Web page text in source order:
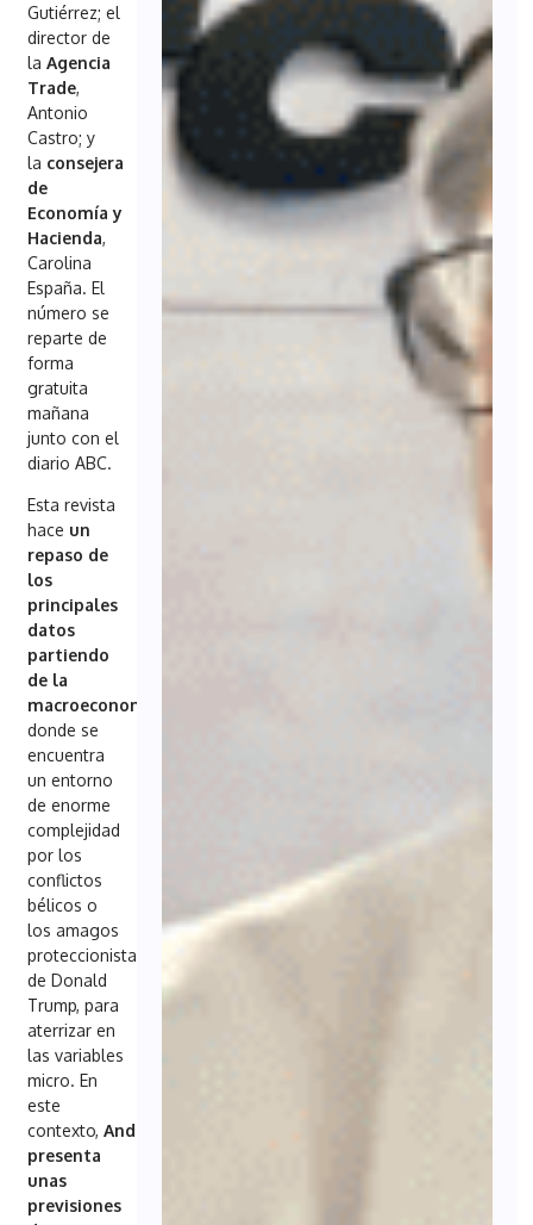
Gutiérrez; el
director de
laAgencia
Trade,
Antonio
Castro; y
la consejera
de
Economía y
Hacienda,
Carolina
España. El
número se
reparte de
forma
gratuita
mañana
junto con el
diario ABC.
Esta revista
hace un
repaso de
los
principales
datos
partiendo
de la
macroeconomía
donde se
encuentra
un entorno
de enorme
complejidad
por los
conflictos
bélicos o
los amagos
proteccionistas
de Donald
Trump, para
aterrizar en
las variables
micro. En
este
contexto,Andalucía
presenta
unas
previsiones